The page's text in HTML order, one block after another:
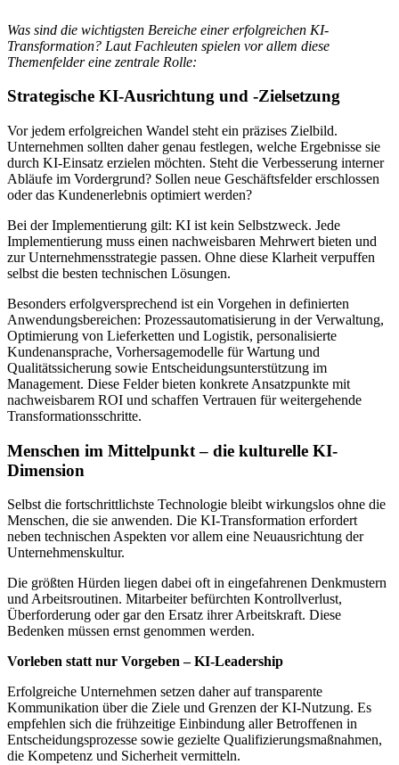
Was sind die wichtigsten Bereiche einer erfolgreichen KI-
Transformation? Laut Fachleuten spielen vor allem diese
Themenfelder eine zentrale Rolle:
Strategische KI-Ausrichtung und -Zielsetzung
Vor jedem erfolgreichen Wandel steht ein präzises Zielbild.
Unternehmen sollten daher genau festlegen, welche Ergebnisse sie
durch KI-Einsatz erzielen möchten. Steht die Verbesserung interner
Abläufe im Vordergrund? Sollen neue Geschäftsfelder erschlossen
oder das Kundenerlebnis optimiert werden?
Bei der Implementierung gilt: KI ist kein Selbstzweck. Jede
Implementierung muss einen nachweisbaren Mehrwert bieten und
zur Unternehmensstrategie passen. Ohne diese Klarheit verpuffen
selbst die besten technischen Lösungen.
Besonders erfolgversprechend ist ein Vorgehen in definierten
Anwendungsbereichen: Prozessautomatisierung in der Verwaltung,
Optimierung von Lieferketten und Logistik, personalisierte
Kundenansprache, Vorhersagemodelle für Wartung und
Qualitätssicherung sowie Entscheidungsunterstützung im
Management. Diese Felder bieten konkrete Ansatzpunkte mit
nachweisbarem ROI und schaffen Vertrauen für weitergehende
Transformationsschritte.
Menschen im Mittelpunkt – die kulturelle KI-
Dimension
Selbst die fortschrittlichste Technologie bleibt wirkungslos ohne die
Menschen, die sie anwenden. Die KI-Transformation erfordert
neben technischen Aspekten vor allem eine Neuausrichtung der
Unternehmenskultur.
Die größten Hürden liegen dabei oft in eingefahrenen Denkmustern
und Arbeitsroutinen. Mitarbeiter befürchten Kontrollverlust,
Überforderung oder gar den Ersatz ihrer Arbeitskraft. Diese
Bedenken müssen ernst genommen werden.
Vorleben statt nur Vorgeben – KI-Leadership
Erfolgreiche Unternehmen setzen daher auf transparente
Kommunikation über die Ziele und Grenzen der KI-Nutzung. Es
empfehlen sich die frühzeitige Einbindung aller Betroffenen in
Entscheidungsprozesse sowie gezielte Qualifizierungsmaßnahmen,
die Kompetenz und Sicherheit vermitteln.